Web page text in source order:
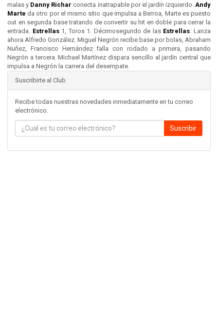
malas y Danny Richar conecta inatrapable por el jardín izquierdo. Andy
Marte da otro por el mismo sitio que impulsa a Berroa, Marte es puesto
out en segunda base tratando de convertir su hit en doble para cerrar la
entrada. Estrellas1, Toros 1. Décimosegundo de las Estrellas: Lanza
ahora Alfredo González. Miguel Negrón recibe base por bolas, Abraham
Nuñez, Francisco Hernández falla con rodado a primera, pasando
Negrón a tercera. Michael Martínez dispara sencillo al jardín central que
impulsa a Negrón la carrera del desempate.
Suscribirte al Club
Recibe todas nuestras novedades inmediatamente en tu correo
electrónico.
Suscribir